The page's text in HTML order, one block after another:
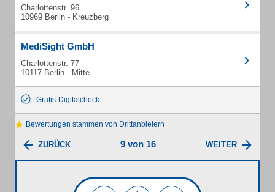
Charlottenstr. 96
10969 Berlin - Kreuzberg
MediSight GmbH
Charlottenstr. 77
10117 Berlin - Mitte
Gratis-Digitalcheck
Bewertungen stammen von Drittanbietern
ZURÜCK 9 von 16 WEITER